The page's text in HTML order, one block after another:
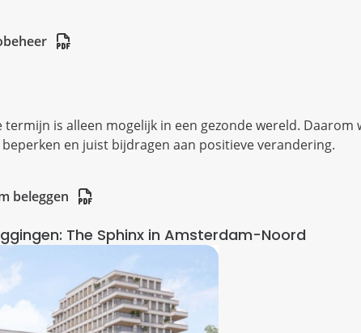
is alleen mogelijk in een gezonde wereld. Daarom
en juist bijdragen aan positieve verandering.
beleggen
The Sphinx in Amsterdam-Noord